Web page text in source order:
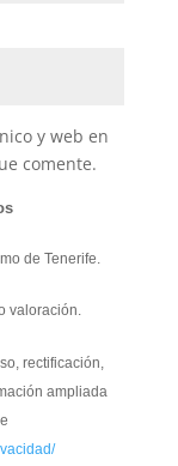
y web en
comente.
de Tenerife.
valoración.
rectificación,
ampliada